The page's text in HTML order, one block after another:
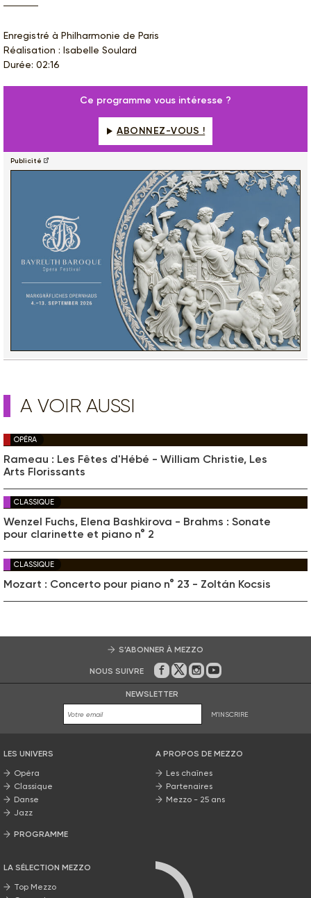
Enregistré à Philharmonie de Paris
Réalisation : Isabelle Soulard
Durée: 02:16
Ce programme vous intéresse ?
ABONNEZ-VOUS !
Publicité
A VOIR AUSSI
OPÉRA
Rameau : Les Fêtes d'Hébé - William Christie, Les
Arts Florissants
CLASSIQUE
Wenzel Fuchs, Elena Bashkirova - Brahms : Sonate
pour clarinette et piano n° 2
CLASSIQUE
Mozart : Concerto pour piano n° 23 - Zoltán Kocsis
S’ABONNER À MEZZO
NOUS SUIVRE Sur Facebook
Sur Twitter
Sur Instagram
Sur Youtube
NEWSLETTER
M'INSCRIRE
LES UNIVERS
Opéra
Classique
Danse
Jazz
PROGRAMME
LA SÉLECTION MEZZO
Top Mezzo
A PROPOS DE MEZZO
Les chaînes
Partenaires
Mezzo - 25 ans